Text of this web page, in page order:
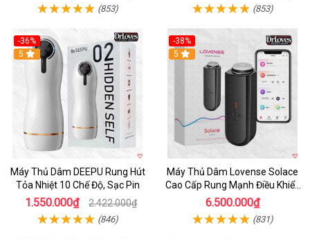
(853) (853)
-36%
Hot
5
Máy Thủ Dâm DEEPU Rung Hút
Tỏa Nhiệt 10 Chế Độ, Sạc Pin
1.550.000₫ 2.422.000₫
(846)
-38%
Hot
5
Máy Thủ Dâm Lovense Solace
Cao Cấp Rung Mạnh Điều Khiển
App
6.500.000₫
(831)